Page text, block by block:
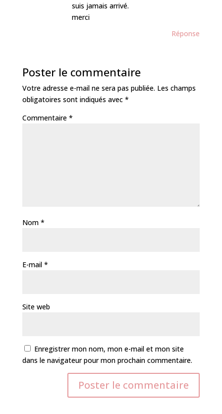
suis jamais arrivé.
merci
Réponse
Poster le commentaire
Votre adresse e-mail ne sera pas publiée. Les champs
obligatoires sont indiqués avec *
Commentaire *
Nom *
E-mail *
Site web
Enregistrer mon nom, mon e-mail et mon site
dans le navigateur pour mon prochain commentaire.